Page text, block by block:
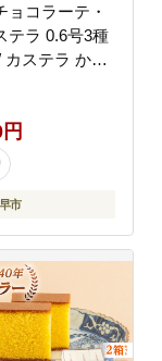
ョコラーテ・
テラ 0.6号3種
カステラ かす
式会社松翁
市